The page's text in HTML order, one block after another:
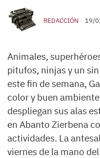
REDACCIÓN 19/
Animales,
pitufos, ninjas y un
este fin de semana,
color y buen
despliegan sus alas
en Abanto Zierbena
actividades. La
viernes de la mano